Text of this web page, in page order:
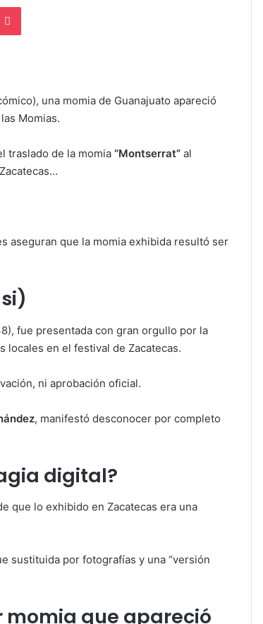
Pocket
una momia de Guanajuato apareció
Momias.
traslado de la momia “Montserrat” al
aseguran que la momia exhibida resultó ser
fue presentada con gran orgullo por la
locales en el festival de Zacatecas.
ni aprobación oficial.
, manifestó desconocer por completo
digital?
que lo exhibido en Zacatecas era una
sustituida por fotografías y una “versión
momia que apareció